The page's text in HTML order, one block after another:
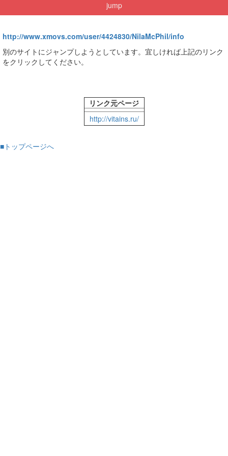
jump
http://www.xmovs.com/user/4424830/NilaMcPhil/info
別のサイトにジャンプしようとしています。宜しければ上記のリンク
をクリックしてください。
リンク元ページ
http://vitains.ru/
■トップページへ